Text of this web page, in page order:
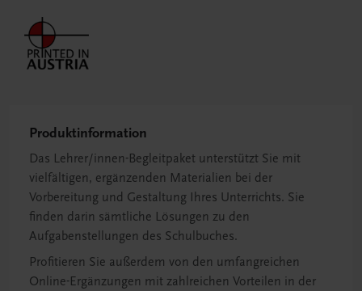
Produktinformation
Das Lehrer/innen-Begleitpaket unterstützt Sie mit
vielfältigen, ergänzenden Materialien bei der
Vorbereitung und Gestaltung Ihres Unterrichts. Sie
finden darin sämtliche Lösungen zu den
Aufgabenstellungen des Schulbuches.
Profitieren Sie außerdem von den umfangreichen
Online-Ergänzungen mit zahlreichen Vorteilen in der